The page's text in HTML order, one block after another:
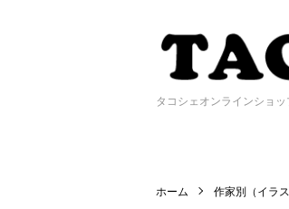
タコシェオンラインショッ
ホーム 作家別（イラ